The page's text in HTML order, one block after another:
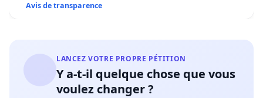
Avis de transparence
LANCEZ VOTRE PROPRE PÉTITION
Y a-t-il quelque chose que vous
voulez changer ?